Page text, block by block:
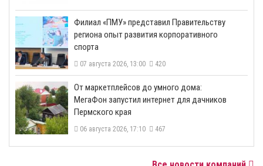
​Филиал «ПМУ» представил Правительству
региона опыт развития корпоративного
спорта
07 августа 2026, 13:00 420
От маркетплейсов до умного дома:
МегаФон запустил интернет для дачников
Пермского края
06 августа 2026, 17:10 467